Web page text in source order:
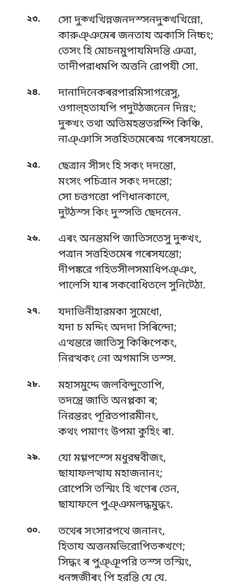
২৩.
সো দুক্খখিন্নজনদস্সনদুক্খখিন্নো,
কারুঞ্ঞমেৰ জনতায অকাসি নিচ্চং;
তেসং হি মোচনমুপাযমিদন্তি ঞত্ৰা,
তাদীপরাধমপি অত্তনি রোপযী সো.
২৪.
দানাদিনেকৰরপারমিসাগরেসু,
ওগাল়্হতাযপি পদুট্ঠজনেন দিন্নং;
দুক্খং তথা অতিমহন্ততরম্পি কিঞ্চি,
নাঞ্ঞাসি সত্তহিতমেৰেঅ গৰেসযন্তো.
২৫.
ছেত্ৰান সীসং হি সকং দদন্তো,
মংসং পচিত্ৰান সকং দদন্তো;
সো চত্তগত্তো পণিধানকালে,
দুট্ঠস্স কিং দুস্সতি ছেদনেন.
২৬.
এৰং অনন্তমপি জাতিসতেসু দুক্খং,
পত্ৰান সত্তহিতমেৰ গৰেসযন্তো;
দীপঙ্করে গহিতসীলসমাধিপঞ্ঞং,
পালেসি যাৰ সকবোধিতলে সুনিট্ঠো.
২৭.
যদাভিনীহারমকা সুমেধো,
যদা চ মদ্দিং অদদা সিৰিন্দো;
এত্থন্তরে জাতিসু কিঞ্চিপেকং,
নিরত্থকং নো অগমাসি তস্স.
২৮.
মহাসমুদ্দে জলবিন্দুতোপি,
তদন্ত্রে জাতি অনপ্পকা ৰ;
নিরন্তরং পূরিতপারমীনং,
কথং পমাণং উপমা কুহিং ৰা.
২৯.
যো মগ্গপস্সে মধুরম্ববীজং,
ছাযাফলত্থায মহাজনানং;
রোপেসি তস্মিং হি খণেৰ তেন,
ছাযাফলে পুঞ্ঞমলদ্ধমুদ্ধং.
৩০.
তথেৰ সংসারপথে জনানং,
হিতায অত্তনমভিরোপিতক্খণে;
সিদ্ধং ৰ পুঞ্ঞূপরি তস্স তস্মিং,
ধনঙ্গজীৰং পি হরন্তি যে যে.